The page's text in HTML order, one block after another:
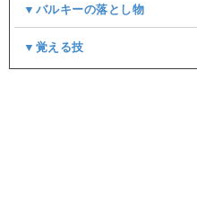
▼バルキーの落とし物
▼覚える技